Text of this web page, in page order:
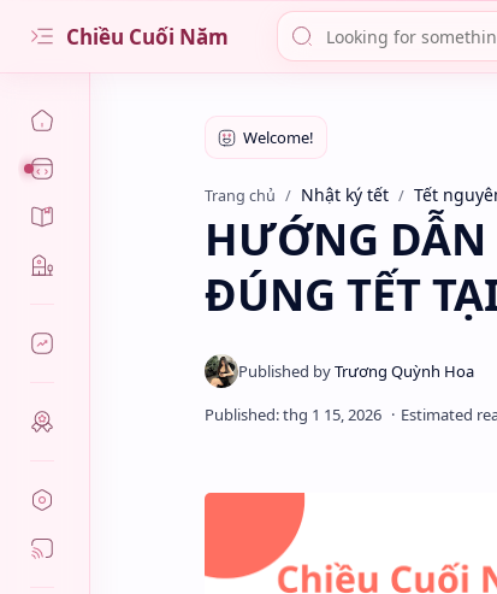
Chiều Cuối Năm
Trang chủ Nhật ký tết Tết
HƯỚNG
ĐÚNG TẾT